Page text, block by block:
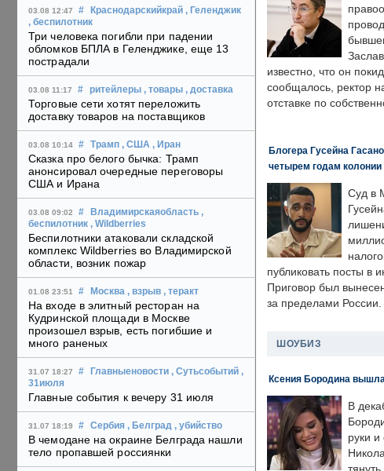
03.08 12:47 # Краснодарскийкрай , Геленджик
, беспилотник
Три человека погибли при падении
обломков БПЛА в Геленджике, еще 13
пострадали
03.08 11:17 # ритейлеры , товары , доставка
Торговые сети хотят переложить
доставку товаров на поставщиков
03.08 10:14 # Трамп , США , Иран
Сказка про белого бычка: Трамп
анонсировал очередные переговоры
США и Ирана
03.08 09:02 # Владимирскаяобласть ,
беспилотник , Wildberries
Беспилотники атаковали складской
комплекс Wildberries во Владимирской
области, возник пожар
01.08 23:51 # Москва , взрыв , теракт
На входе в элитный ресторан на
Кудринской площади в Москве
произошел взрыв, есть погибшие и
много раненых
31.07 18:27 # Главныеновости , Сутьсобытий ,
31июля
Главные события к вечеру 31 июля
31.07 18:19 # Сербия , Белград , убийство
В чемодане на окраине Белграда нашли
тело пропавшей россиянки
известно, что он
сообщалось, ректор
отставке по
Блогера Гусейна
четырем годам колонии
Суд в
публиковать посты в
Приговор был
за пределами России.
ШОУБИЗ
Ксения Бородина
В
руки и